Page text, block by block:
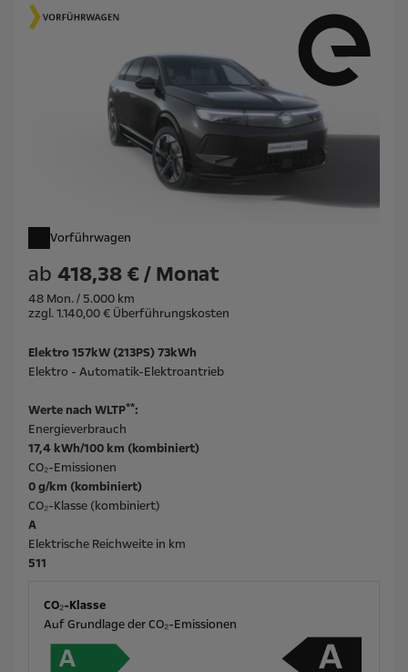
Vorführwagen
ab 418,38 € / Monat
48 Mon. / 5.000 km
zzgl. 1.140,00 € Überführungskosten
Elektro 157kW (213PS) 73kWh
Elektro - Automatik-Elektroantrieb
Werte nach WLTP**:
Energieverbrauch
17,4 kWh/100 km (kombiniert)
CO₂-Emissionen
0 g/km (kombiniert)
CO₂-Klasse (kombiniert)
A
Elektrische Reichweite in km
511
CO₂-Klasse
Auf Grundlage der CO₂-Emissionen